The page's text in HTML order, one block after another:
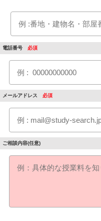
電話番号
メールアドレス
ご相談内容(任意)